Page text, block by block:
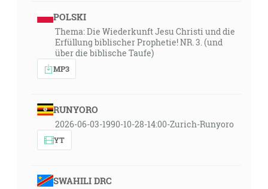
POLSKI
Thema: Die Wiederkunft Jesu Christi und die
Erfüllung biblischer Prophetie! NR. 3. (und
über die biblische Taufe)
MP3
RUNYORO
2026-06-03-1990-10-28-14:00-Zurich-Runyoro
YT
SWAHILI DRC